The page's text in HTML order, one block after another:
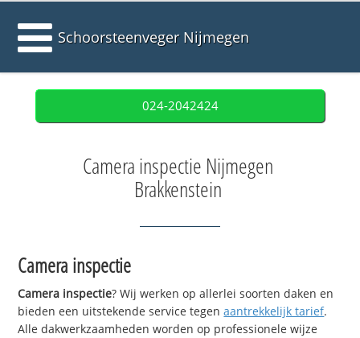
Schoorsteenveger Nijmegen
024-2042424
Camera inspectie Nijmegen
Brakkenstein
Camera inspectie
Camera inspectie? Wij werken op allerlei soorten daken en
bieden een uitstekende service tegenaantrekkelijk tarief.
Alle dakwerkzaamheden worden op professionele wijze